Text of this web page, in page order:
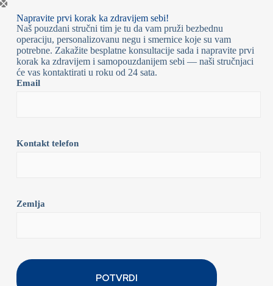
Napravite prvi korak ka zdravijem sebi!
Naš pouzdani stručni tim je tu da vam pruži bezbednu
operaciju, personalizovanu negu i smernice koje su vam
potrebne. Zakažite besplatne konsultacije sada i napravite prvi
korak ka zdravijem i samopouzdanijem sebi — naši stručnjaci
će vas kontaktirati u roku od 24 sata.
Email
Kontakt telefon
Zemlja